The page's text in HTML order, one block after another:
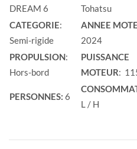
DREAM 6
Tohatsu
CATEGORIE:
Semi-rigide
ANNEE
2024
PROPULSION:
Hors-bord
PUISSANCE
MOTEUR:
PERSONNES: 6
L / H